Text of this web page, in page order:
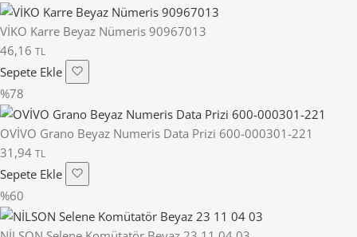
VİKO Karre Beyaz Nümeris 90967013
46,16 TL
Sepete Ekle
%78
OVİVO Grano Beyaz Numeris Data Prizi 600-000301-221
31,94 TL
Sepete Ekle
%60